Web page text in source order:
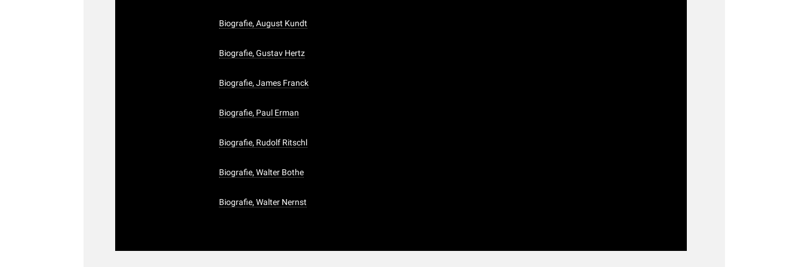
Biografie, August Kundt
Biografie, Gustav Hertz
Biografie, James Franck
Biografie, Paul Erman
Biografie, Rudolf Ritschl
Biografie, Walter Bothe
Biografie, Walter Nernst